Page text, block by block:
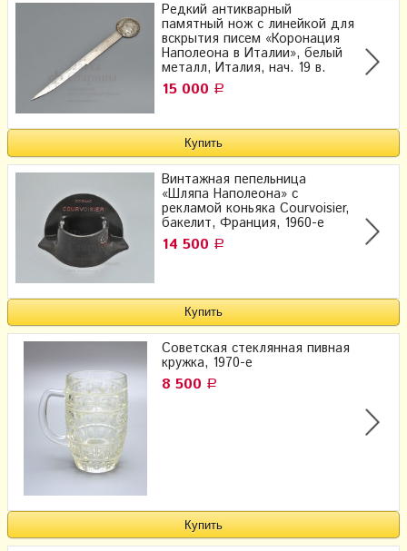
Редкий антикварный
памятный нож с линейкой для
вскрытия писем «Коронация
Наполеона в Италии», белый
металл, Италия, нач. 19 в.
15 000 Р
Винтажная пепельница
«Шляпа Наполеона» с
рекламой коньяка Courvoisier,
бакелит, Франция, 1960-е
14 500 Р
Советская стеклянная пивная
кружка, 1970-е
8 500 Р